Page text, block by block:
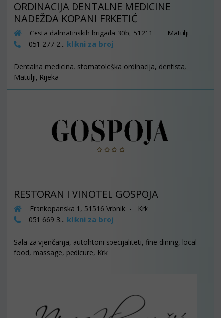
ORDINACIJA DENTALNE MEDICINE
NADEŽDA KOPANI FRKETIĆ
Cesta dalmatinskih brigada 30b, 51211 - Matulji
051 277 2... klikni za broj
Dentalna medicina, stomatološka ordinacija, dentista,
Matulji, Rijeka
RESTORAN I VINOTEL GOSPOJA
Frankopanska 1, 51516 Vrbnik - Krk
051 669 3... klikni za broj
Sala za vjenčanja, autohtoni specijaliteti, fine dining, local
food, massage, pedicure, Krk